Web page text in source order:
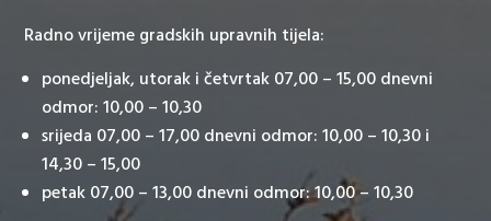
Radno vrijeme gradskih upravnih tijela:
ponedjeljak, utorak i četvrtak 07,00 – 15,00 dnevni
odmor: 10,00 – 10,30
srijeda 07,00 – 17,00 dnevni odmor: 10,00 – 10,30 i
14,30 – 15,00
petak 07,00 – 13,00 dnevni odmor: 10,00 – 10,30